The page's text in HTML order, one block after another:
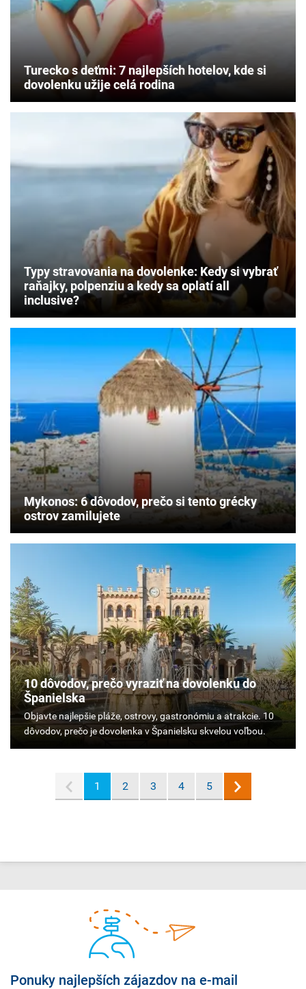
Turecko s deťmi: 7 najlepších hotelov, kde si
dovolenku užije celá rodina
Typy stravovania na dovolenke: Kedy si vybrať
raňajky, polpenziu a kedy sa oplatí all
inclusive?
Mykonos: 6 dôvodov, prečo si tento grécky
ostrov zamilujete
10 dôvodov, prečo vyraziť na dovolenku do
Španielska
Objavte
najlepšie
je
1 2 3 4 5
Ponuky najlepších zájazdov na e-mail